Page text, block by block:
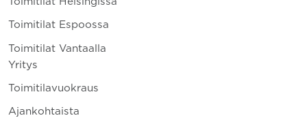
Toimitilat Espoossa
Toimitilat Vantaalla
Yritys
Toimitilavuokraus
Ajankohtaista